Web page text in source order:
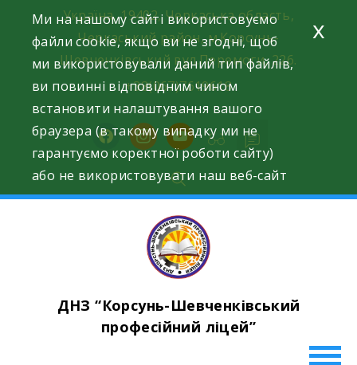
content
Україна, 19402, Черкаська область,
Черкаський район, м.Корсунь-
Шевченківський вул.Перемоги, 226.
+38(067)7619618
facebookinstagram
youtube
ДНЗ “Корсунь-Шевченківський
професійний ліцей”
Ми на нашому сайті використовуємо
файли cookie, якщо ви не згодні, щоб
ми використовували даний тип файлів,
ви повинні відповідним чином
встановити налаштування вашого
браузера (в такому випадку ми не
гарантуємо коректної роботи сайту)
або не використовувати наш веб-сайт
x